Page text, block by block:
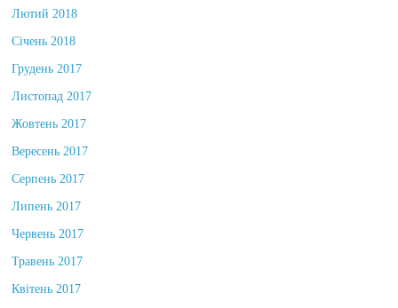
Лютий 2018
Січень 2018
Грудень 2017
Листопад 2017
Жовтень 2017
Вересень 2017
Серпень 2017
Липень 2017
Червень 2017
Травень 2017
Квітень 2017